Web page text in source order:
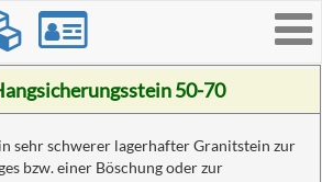
50-70
sehr schwerer lagerhafter Granitstein zur
bzw. einer Böschung oder zur